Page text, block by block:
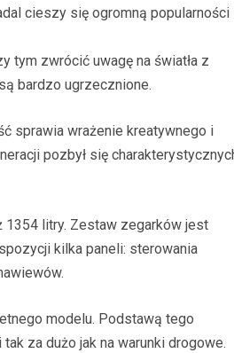
cieszy się ogromną popularności
tym zwrócić uwagę na światła z
bardzo ugrzecznione.
sprawia wrażenie kreatywnego i
pozbył się
1354 litry. Zestaw zegarków jest
kilka paneli: sterowania
modelu. Podstawą tego
za dużo jak na warunki drogowe.